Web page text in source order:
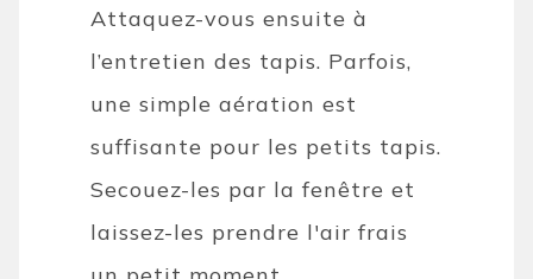
Attaquez-vous ensuite à
l’entretien des tapis. Parfois,
une simple aération est
suffisante pour les petits tapis.
Secouez-les par la fenêtre et
laissez-les prendre l'air frais